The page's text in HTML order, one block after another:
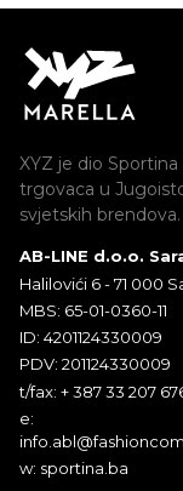
XYZ je dio
trgovaca u
svjetskih brendova.
AB-LINE d.o.o.
Halilovići 6 - 71 000
MBS: 65-01-0360-11
ID: 4201124330009
PDV: 201124330009
t/fax: + 387 33 207
e:
w: sportina.ba